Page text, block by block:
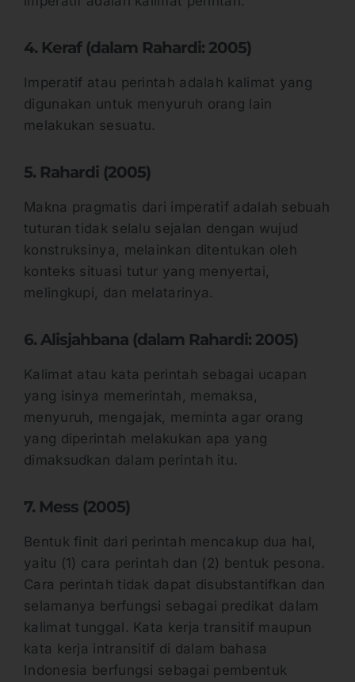
4. Keraf (dalam Rahardi: 2005)
Imperatif atau perintah adalah kalimat yang
digunakan untuk menyuruh orang lain
melakukan sesuatu.
5. Rahardi (2005)
Makna pragmatis dari imperatif adalah sebuah
tuturan tidak selalu sejalan dengan wujud
konstruksinya, melainkan ditentukan oleh
konteks situasi tutur yang menyertai,
melingkupi, dan melatarinya.
6. Alisjahbana (dalam Rahardi: 2005)
Kalimat atau kata perintah sebagai ucapan
yang isinya memerintah, memaksa,
menyuruh, mengajak, meminta agar orang
yang diperintah melakukan apa yang
dimaksudkan dalam perintah itu.
7. Mess (2005)
Bentuk finit dari perintah mencakup dua hal,
yaitu (1) cara perintah dan (2) bentuk pesona.
Cara perintah tidak dapat disubstantifkan dan
selamanya berfungsi sebagai predikat dalam
kalimat tunggal. Kata kerja transitif maupun
kata kerja intransitif di dalam bahasa
Indonesia berfungsi sebagai pembentuk